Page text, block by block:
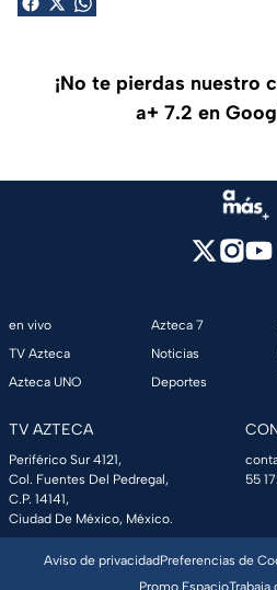
¡No te pierdas nuestro
a+ 7.2 en
en vivo
TV Azteca
Azteca UNO
Azteca 7
Noticias
Deportes
TV AZTECA
Periférico Sur 4121,
Col. Fuentes Del Pedregal,
C.P. 14141,
Ciudad De México, México.
55
Aviso de privacidadPreferencias de
Promo EspacioTrabaja